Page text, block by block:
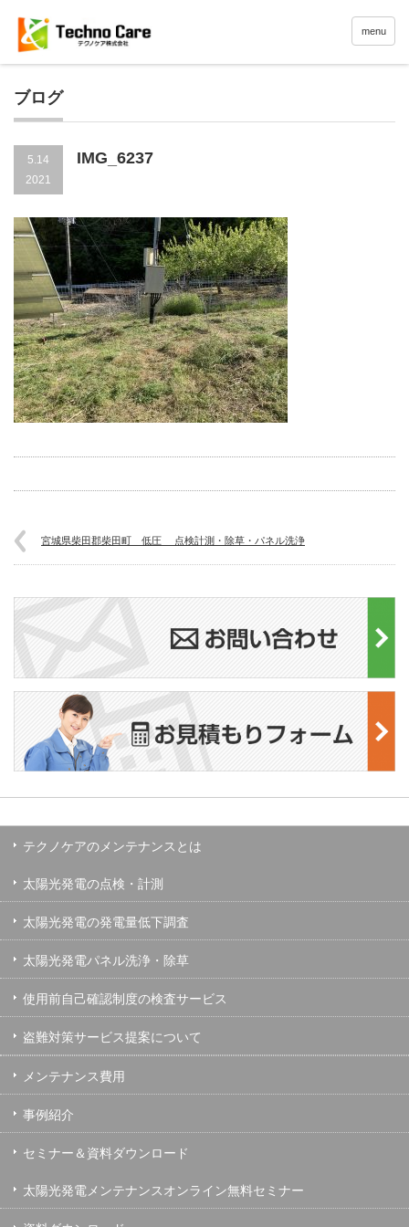
menu
ブログ
5.14
2021
IMG_6237
宮城県柴田郡柴田町 低圧 点検計測・除草・パネル洗浄
テクノケアのメンテナンスとは
太陽光発電の点検・計測
太陽光発電の発電量低下調査
太陽光発電パネル洗浄・除草
使用前自己確認制度の検査サービス
盗難対策サービス提案について
メンテナンス費用
事例紹介
セミナー＆資料ダウンロード
太陽光発電メンテナンスオンライン無料セミナー